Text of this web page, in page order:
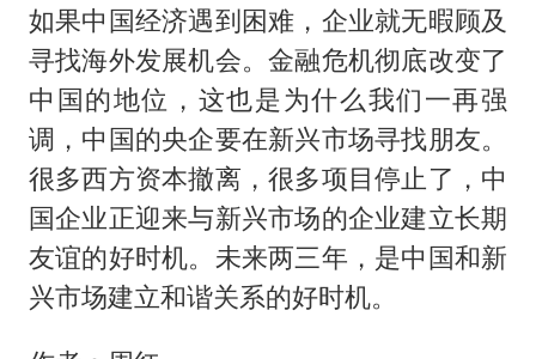
如果中国经济遇到困难，企业就无暇顾及
寻找海外发展机会。金融危机彻底改变了
中国的地位，这也是为什么我们一再强
调，中国的央企要在新兴市场寻找朋友。
很多西方资本撤离，很多项目停止了，中
国企业正迎来与新兴市场的企业建立长期
友谊的好时机。未来两三年，是中国和新
兴市场建立和谐关系的好时机。